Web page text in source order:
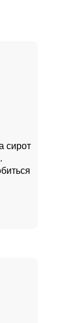
сирот